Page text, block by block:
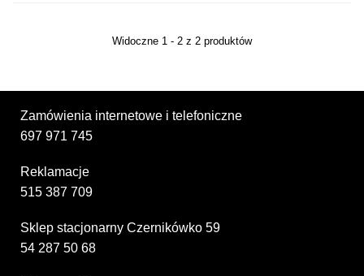
Widoczne 1 - 2 z 2 produktów
Zamówienia internetowe i telefoniczne
697 971 745
Reklamacje
515 387 709
Sklep stacjonarny Czernikówko 59
54 287 50 68